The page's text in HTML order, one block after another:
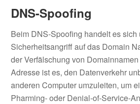
DNS-Spoofing
Beim DNS-Spoofing handelt es sich
Sicherheitsangriff auf das Domain
der Verfälschung von
Adresse ist es, den Datenverkehr
anderen Computer umzuleiten, um
Pharming- oder Denial-of-Service-